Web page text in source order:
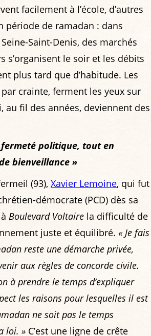
facilement à l’école, d’autres
période de ramadan : dans
Saint-Denis, des marchés
s’organisent le soir et les débits
plus tard que d’habitude. Les
crainte, ferment les yeux sur
au fil des années, deviennent des
politique, tout en
bienveillance »
(93), Xavier Lemoine, qui fut
démocrate (PCD) dès sa
Boulevard Voltaire la difficulté de
juste et équilibré. « Je fais
reste une démarche privée,
aux règles de concorde civile.
à prendre le temps d’expliquer
les raisons pour lesquelles il est
ne soit pas le temps
loi. » C’est une ligne de crête